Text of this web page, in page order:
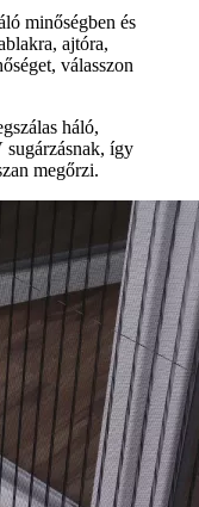
minőségben és
ajtóra,
válasszon
háló,
így
megőrzi.